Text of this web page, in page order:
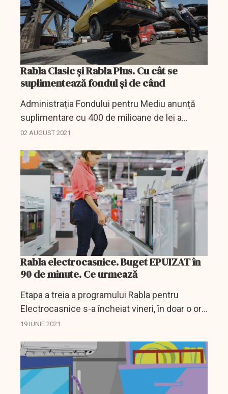
Rabla Clasic și Rabla Plus. Cu cât se
suplimentează fondul și de când
Administrația Fondului pentru Mediu anunță
suplimentare cu 400 de milioane de lei a
Programelor Rabla Clasic și Rabla Plus în luna
02 AUGUST 2021
Rabla electrocasnice. Buget EPUIZAT în
90 de minute. Ce urmează
Etapa a treia a programului Rabla pentru
Electrocasnice s-a încheiat vineri, în doar o oră
și jumătate de lalansare.
19 IUNIE 2021